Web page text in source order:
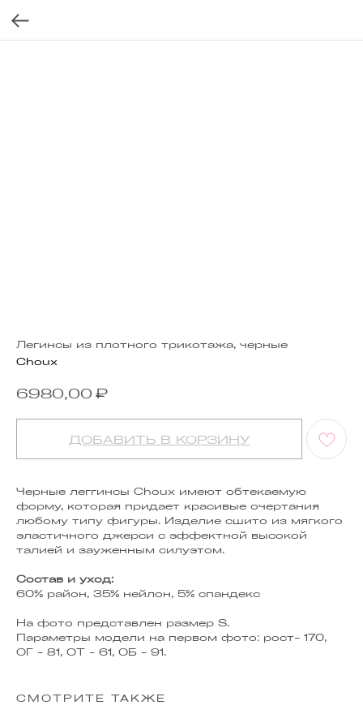
Легинсы из плотного трикотажа, черные
Choux
6980,00 ₽
ДОБАВИТЬ В КОРЗИНУ
Черные леггинсы Choux имеют обтекаемую
форму, которая придает красивые очертания
любому типу фигуры. Изделие сшито из мягкого
эластичного джерси с эффектной высокой
талией и зауженным силуэтом.
Состав и уход:
60% район, 35% нейлон, 5% спандекс
На фото представлен размер S.
Параметры модели на первом фото: рост- 170,
ОГ - 81, ОТ - 61, ОБ - 91.
СМОТРИТЕ ТАКЖЕ